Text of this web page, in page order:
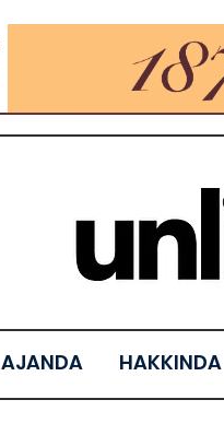
AJANDA HAKKINDA